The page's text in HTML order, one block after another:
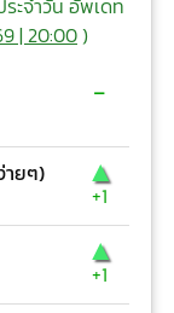
ะจำวัน อัพเดท
| 20:00)
-
ายๆ) ▲
+1
▲
+1